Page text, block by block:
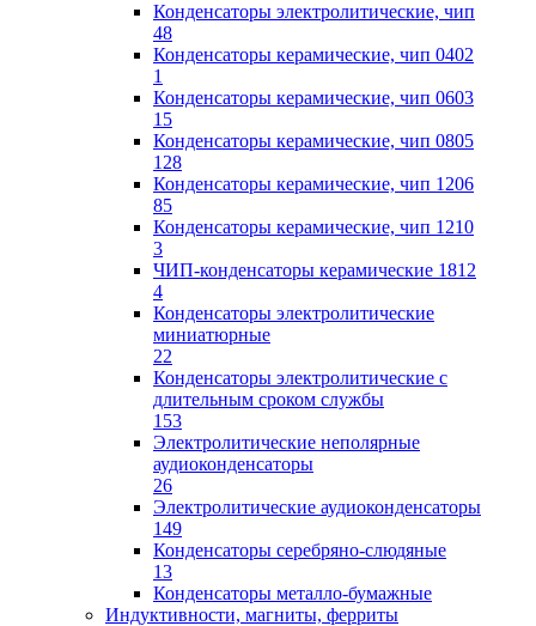
Конденсаторы электролитические, чип
48
Конденсаторы керамические, чип 0402
1
Конденсаторы керамические, чип 0603
15
Конденсаторы керамические, чип 0805
128
Конденсаторы керамические, чип 1206
85
Конденсаторы керамические, чип 1210
3
ЧИП-конденсаторы керамические 1812
4
Конденсаторы электролитические
миниатюрные
22
Конденсаторы электролитические с
длительным сроком службы
153
Электролитические неполярные
аудиоконденсаторы
26
Электролитические аудиоконденсаторы
149
Конденсаторы серебряно-слюдяные
13
Конденсаторы металло-бумажные
Индуктивности, магниты, ферриты